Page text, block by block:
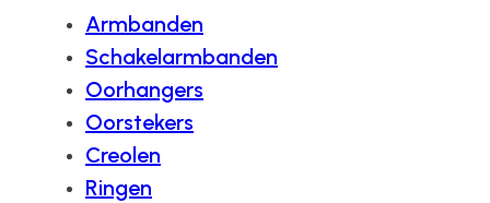
Armbanden
Schakelarmbanden
Oorhangers
Oorstekers
Creolen
Ringen